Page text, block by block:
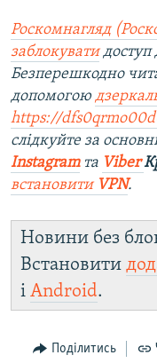
Роскомнагляд
заблокуватидоступ
Безперешкодно
допомогою
https://
слідкуйте за
Instagramта Viber
встановити VPN.
Новини без
Встановити
і Android.
Поділитись